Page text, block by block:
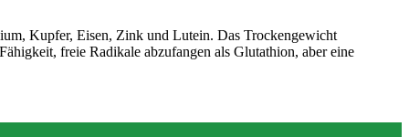
Kupfer, Eisen, Zink und Lutein. Das Trockengewicht
freie Radikale abzufangen als Glutathion, aber eine